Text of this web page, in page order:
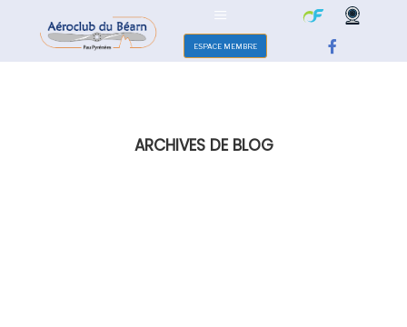
ESPACE MEMBRE
ARCHIVES DE BLOG